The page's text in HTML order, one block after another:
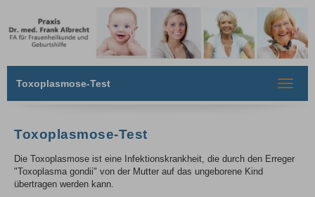
Toxoplasmose-Test
Toggle
Toxoplasmose-Test
Die Toxoplasmose ist eine Infektionskrankheit, die durch den Erreger
"Toxoplasma gondii" von der Mutter auf das ungeborene Kind
übertragen werden kann.